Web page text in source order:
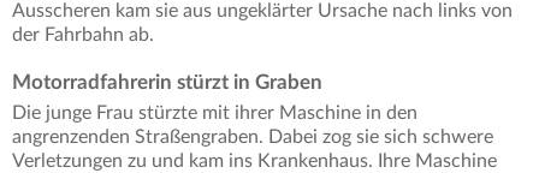
Ausscheren kam sie aus ungeklärter Ursache nach links von
der Fahrbahn ab.
Motorradfahrerin stürzt in Graben
Die junge Frau stürzte mit ihrer Maschine in den
angrenzenden Straßengraben. Dabei zog sie sich schwere
Verletzungen zu und kam ins Krankenhaus. Ihre Maschine